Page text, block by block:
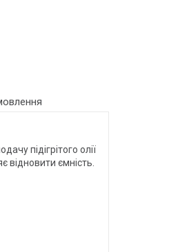
підігрітого олії
відновити ємність.